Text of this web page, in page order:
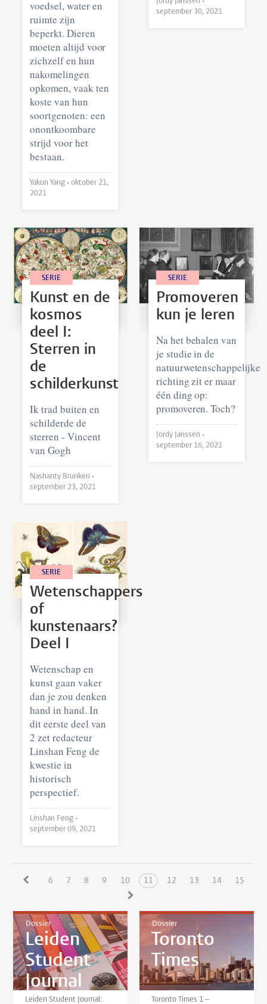
voedsel, water en
ruimte zijn
beperkt. Dieren
moeten altijd voor
zichzelf en hun
nakomelingen
opkomen, vaak ten
koste van hun
soortgenoten: een
onontkoombare
strijd voor het
bestaan.
Yakun Yang •oktober 21,
2021
september 30, 2021
SERIE
Kunst en de
kosmos
deel I:
Sterren in
de
schilderkunst
Ik trad buiten en
schilderde de
sterren - Vincent
van Gogh
Nashanty Brunken •
september 23, 2021
SERIE
Promoveren
kun je leren
Na het behalen van
je studie in de
natuurwetenschappelijke
richting zit er maar
één ding op:
promoveren. Toch?
Jordy Janssen •
september 16, 2021
SERIE
Wetenschappers
of
kunstenaars?
Deel I
Wetenschap en
kunst gaan vaker
dan je zou denken
hand in hand. In
dit eerste deel van
2 zet redacteur
Linshan Feng de
kwestie in
historisch
perspectief.
Linshan Feng •
september 09, 2021
6 7 8 9 10 11 12 13 14 15
Dossier
Leiden
Student
Journal
Leiden Student Journal:
Dossier
Toronto
Times
Toronto Times 1 –